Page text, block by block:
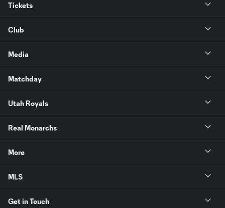
Tickets
Club
Media
Matchday
Utah Royals
Real Monarchs
More
MLS
Get in Touch